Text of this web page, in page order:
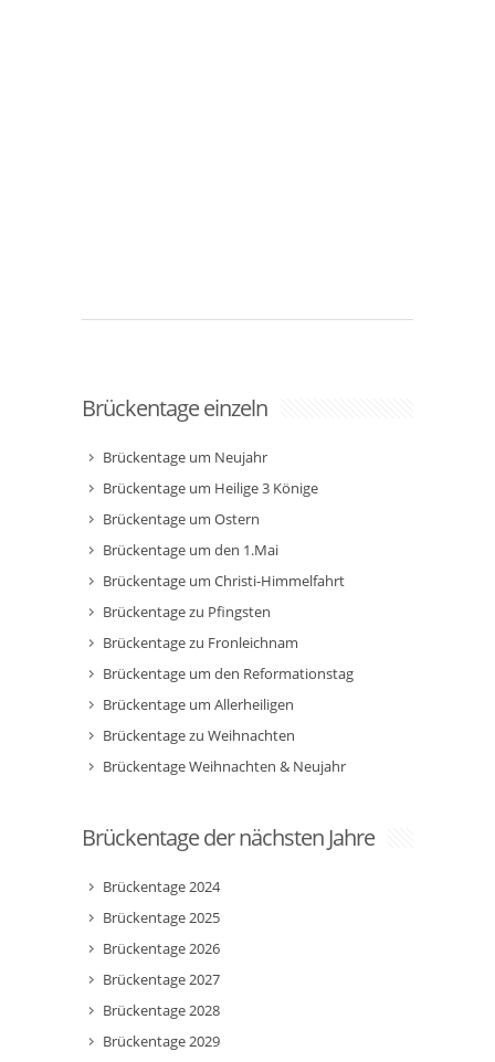
Brückentage einzeln
Brückentage um Neujahr
Brückentage um Heilige 3 Könige
Brückentage um Ostern
Brückentage um den 1.Mai
Brückentage um Christi-Himmelfahrt
Brückentage zu Pfingsten
Brückentage zu Fronleichnam
Brückentage um den Reformationstag
Brückentage um Allerheiligen
Brückentage zu Weihnachten
Brückentage Weihnachten & Neujahr
Brückentage der nächsten Jahre
Brückentage 2024
Brückentage 2025
Brückentage 2026
Brückentage 2027
Brückentage 2028
Brückentage 2029